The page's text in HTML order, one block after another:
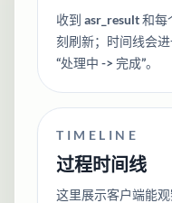
收到 asr_result 和
刻刷新；时间线会
“处理中 -> 完成”。
TIMELINE
过程时间线
这里展示客户端能